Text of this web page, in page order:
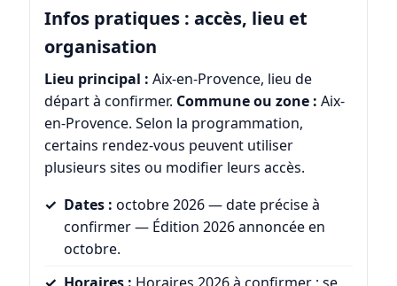
Infos pratiques : accès, lieu et
organisation
Lieu principal : Aix-en-Provence, lieu de
départ à confirmer. Commune ou zone : Aix-
en-Provence. Selon la programmation,
certains rendez-vous peuvent utiliser
plusieurs sites ou modifier leurs accès.
Dates : octobre 2026 — date précise à
confirmer — Édition 2026 annoncée en
octobre.